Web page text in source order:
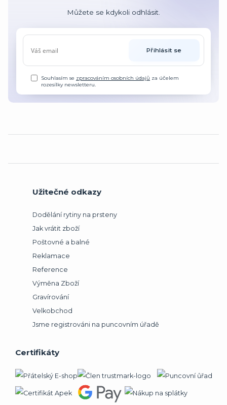
Můžete se kdykoli odhlásit.
Přihlásit se
Souhlasím se zpracováním osobních údajů za účelem
rozesílky newsletteru.
Užitečné odkazy
Dodělání rytiny na prsteny
Jak vrátit zboží
Poštovné a balné
Reklamace
Reference
Výměna Zboží
Gravírování
Velkobchod
Jsme registrováni na puncovním úřadě
Certifikáty